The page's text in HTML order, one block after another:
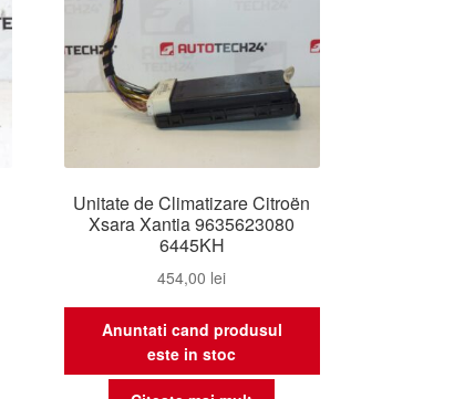
Unitate de Climatizare Citroën
Xsara Xantia 9635623080
6445KH
454,00 lei
Anuntati cand produsul
este in stoc